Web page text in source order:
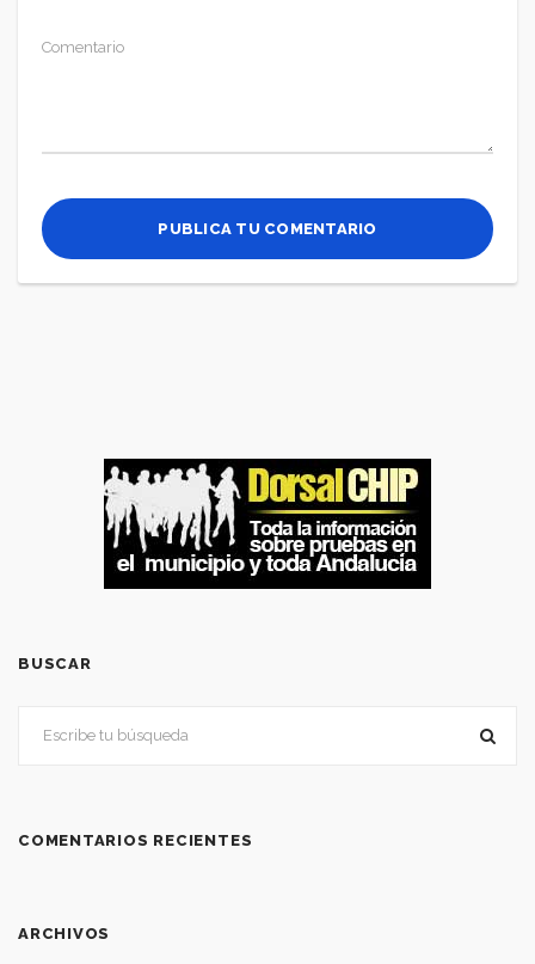
BUSCAR
COMENTARIOS RECIENTES
ARCHIVOS